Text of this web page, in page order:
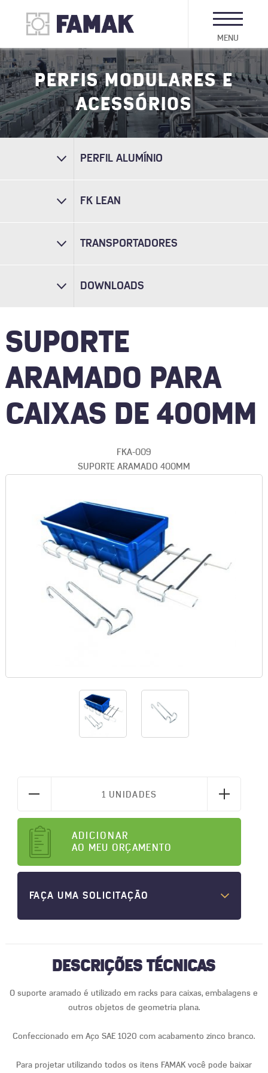
MENU
PERFIS MODULARES E
ACESSÓRIOS
PERFIL ALUMÍNIO
FK LEAN
TRANSPORTADORES
DOWNLOADS
SUPORTE
ARAMADO PARA
CAIXAS DE 400MM
FKA-009
SUPORTE ARAMADO 400MM
1 UNIDADES
ADICIONAR
AO MEU ORÇAMENTO
FAÇA UMA SOLICITAÇÃO
DESCRIÇÕES TÉCNICAS
O suporte aramado é utilizado em racks para caixas, embalagens e
outros objetos de geometria plana.
Confeccionado em Aço SAE 1020 com acabamento zinco branco.
Para projetar utilizando todos os itens FAMAK você pode baixar